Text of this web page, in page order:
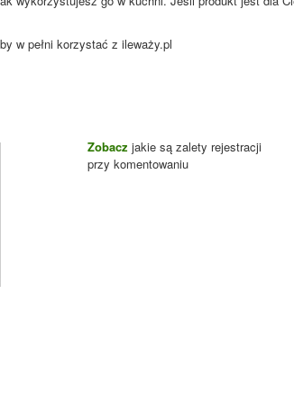
w pełni korzystać z ileważy.pl
Zobacz jakie są zalety rejestracji
przy komentowaniu